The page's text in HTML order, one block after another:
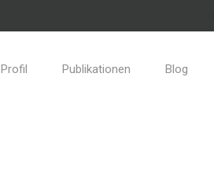
Profil Publikationen Blog